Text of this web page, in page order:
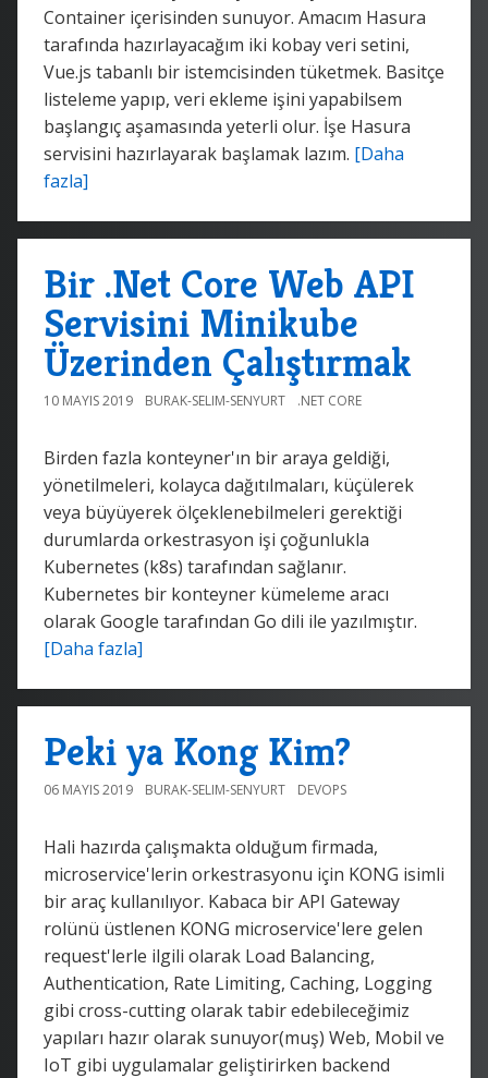
Container içerisinden sunuyor. Amacım Hasura
tarafında hazırlayacağım iki kobay veri setini,
Vue.js tabanlı bir istemcisinden tüketmek. Basitçe
listeleme yapıp, veri ekleme işini yapabilsem
başlangıç aşamasında yeterli olur. İşe Hasura
servisini hazırlayarak başlamak lazım. [Daha
fazla]
Bir .Net Core Web API
Servisini Minikube
Üzerinden Çalıştırmak
10 MAYIS 2019 BURAK-SELIM-SENYURT .NET CORE
Birden fazla konteyner'ın bir araya geldiği,
yönetilmeleri, kolayca dağıtılmaları, küçülerek
veya büyüyerek ölçeklenebilmeleri gerektiği
durumlarda orkestrasyon işi çoğunlukla
Kubernetes (k8s) tarafından sağlanır.
Kubernetes bir konteyner kümeleme aracı
olarak Google tarafından Go dili ile yazılmıştır.
[Daha fazla]
Peki ya Kong Kim?
06 MAYIS 2019 BURAK-SELIM-SENYURT DEVOPS
Hali hazırda çalışmakta olduğum firmada,
microservice'lerin orkestrasyonu için KONG isimli
bir araç kullanılıyor. Kabaca bir API Gateway
rolünü üstlenen KONG microservice'lere gelen
request'lerle ilgili olarak Load Balancing,
Authentication, Rate Limiting, Caching, Logging
gibi cross-cutting olarak tabir edebileceğimiz
yapıları hazır olarak sunuyor(muş) Web, Mobil ve
IoT gibi uygulamalar geliştirirken backend